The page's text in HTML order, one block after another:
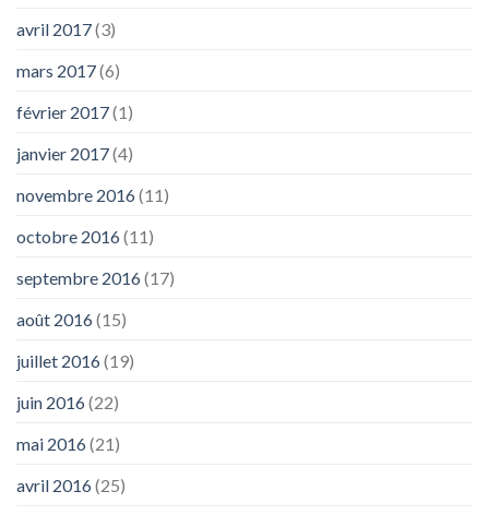
avril 2017(3)
mars 2017(6)
février 2017(1)
janvier 2017(4)
novembre 2016(11)
octobre 2016(11)
septembre 2016(17)
août 2016(15)
juillet 2016(19)
juin 2016(22)
mai 2016(21)
avril 2016(25)